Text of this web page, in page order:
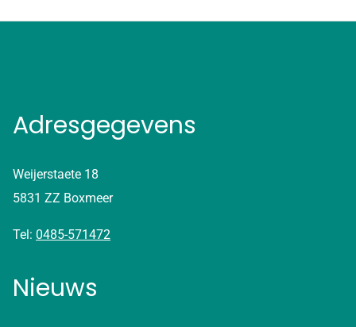
Adresgegevens
Weijerstaete 18
5831 ZZ Boxmeer
Tel: 0485-571472
Nieuws